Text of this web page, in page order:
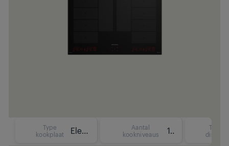
Type
kookplaat
Elektrisch (inductie)
Aantal
kookniveaus
15
Type
display